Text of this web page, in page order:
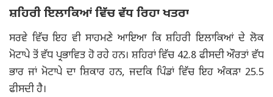
ਸ਼ਹਿਰੀ ਇਲਾਕਿਆਂ ਵਿੱਚ ਵੱਧ ਰਿਹਾ ਖਤਰਾ
ਸਰਵੇ ਵਿੱਚ ਇਹ ਵੀ ਸਾਹਮਣੇ ਆਇਆ ਕਿ ਸ਼ਹਿਰੀ ਇਲਾਕਿਆਂ ਦੇ ਲੋਕ
ਮੋਟਾਪੇ ਤੋਂ ਵੱਧ ਪ੍ਰਭਾਵਿਤ ਹੋ ਰਹੇ ਹਨ। ਸ਼ਹਿਰਾਂ ਵਿੱਚ 42.8 ਫੀਸਦੀ ਔਰਤਾਂ ਵੱਧ
ਭਾਰ ਜਾਂ ਮੋਟਾਪੇ ਦਾ ਸ਼ਿਕਾਰ ਹਨ, ਜਦਕਿ ਪਿੰਡਾਂ ਵਿੱਚ ਇਹ ਅੰਕੜਾ 25.5
ਫੀਸਦੀ ਹੈ।